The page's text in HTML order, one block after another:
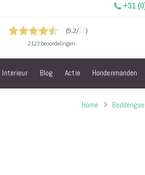
+31
Interieur Blog Actie Hondenmanden
Home